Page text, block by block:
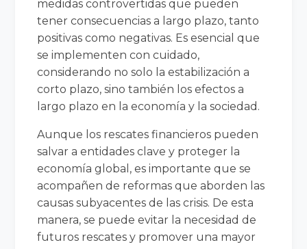
medidas controvertidas que pueden
tener consecuencias a largo plazo, tanto
positivas como negativas. Es esencial que
se implementen con cuidado,
considerando no solo la estabilización a
corto plazo, sino también los efectos a
largo plazo en la economía y la sociedad.
Aunque los rescates financieros pueden
salvar a entidades clave y proteger la
economía global, es importante que se
acompañen de reformas que aborden las
causas subyacentes de las crisis. De esta
manera, se puede evitar la necesidad de
futuros rescates y promover una mayor